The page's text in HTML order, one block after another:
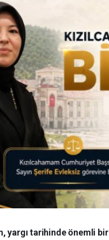
yargı tarihinde önemli